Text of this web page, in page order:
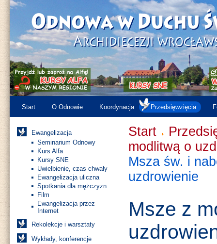
Start O Odnowie Koordynacja Przedsięwzięcia
Ewangelizacja
Seminarium Odnowy
Kurs Alfa
Kursy SNE
Uwielbienie, czas chwały
Ewangelizacja uliczna
Spotkania dla mężczyzn
Film
Ewangelizacja przez
Internet
Rekolekcje i warsztaty
Wykłady, konferencje
Start
modlitwą o
Msza św. i
uzdrowienie
Msze z